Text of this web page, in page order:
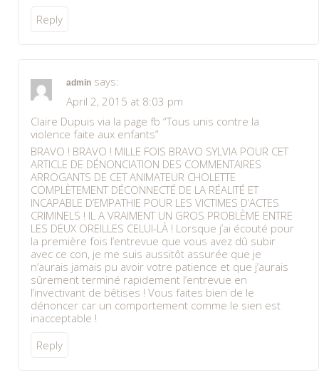
Reply
admin says:
April 2, 2015 at 8:03 pm
Claire Dupuis via la page fb “Tous unis contre la
violence faite aux enfants”
BRAVO ! BRAVO ! MILLE FOIS BRAVO SYLVIA POUR CET
ARTICLE DE DÉNONCIATION DES COMMENTAIRES
ARROGANTS DE CET ANIMATEUR CHOLETTE
COMPLÈTEMENT DÉCONNECTÉ DE LA RÉALITÉ ET
INCAPABLE D’EMPATHIE POUR LES VICTIMES D’ACTES
CRIMINELS ! IL A VRAIMENT UN GROS PROBLÈME ENTRE
LES DEUX OREILLES CELUI-LÀ ! Lorsque j’ai écouté pour
la première fois l’entrevue que vous avez dû subir
avec ce con, je me suis aussitôt assurée que je
n’aurais jamais pu avoir votre patience et que j’aurais
sûrement terminé rapidement l’entrevue en
l’invectivant de bêtises ! Vous faites bien de le
dénoncer car un comportement comme le sien est
inacceptable !
Reply